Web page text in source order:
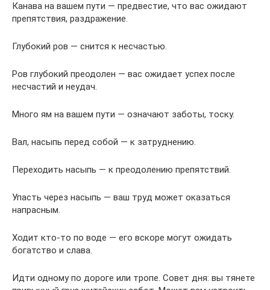
Канава на вашем пути — предвестие, что вас ожидают
препятствия, раздражение.
Глубокий ров — снится к несчастью.
Ров глубокий преодолен — вас ожидает успех после
несчастий и неудач.
Много ям на вашем пути — означают заботы, тоску.
Вал, насыпь перед собой — к затруднению.
Переходить насыпь — к преодолению препятствий.
Упасть через насыпь — ваш труд может оказаться
напрасным.
Ходит кто-то по воде — его вскоре могут ожидать
богатство и слава.
Идти одному по дороге или тропе. Совет дня: вы тянете